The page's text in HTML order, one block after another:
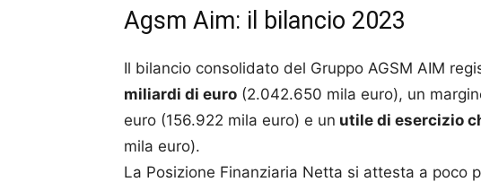
Agsm Aim: il bilancio 2023
Il bilancio consolidato del Gruppo AGSM AIM
miliardi di euro (2.042.650 mila euro), un
euro (156.922 mila euro) e un utile di esercizio
mila euro).
La Posizione Finanziaria Netta si attesta a poco